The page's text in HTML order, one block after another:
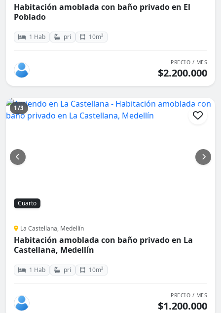
Habitación amoblada con baño privado en El
Poblado
1 Hab pri 10m²
PRECIO / MES
$2.200.000
1/3
Cuarto
La Castellana, Medellín
Habitación amoblada con baño privado en La
Castellana, Medellín
1 Hab pri 10m²
PRECIO / MES
$1.200.000